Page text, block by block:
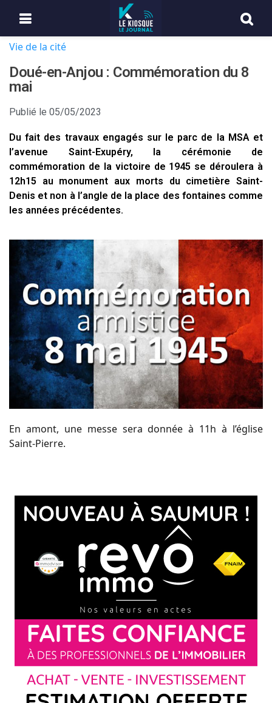
Vie de la cité
Doué-en-Anjou : Commémoration du 8
mai
Publié le 05/05/2023
Du fait des travaux engagés sur le parc de la MSA et
l’avenue Saint-Exupéry, la cérémonie de
commémoration de la victoire de 1945 se déroulera à
12h15 au monument aux morts du cimetière Saint-
Denis et non à l’angle de la place des fontaines comme
les années précédentes.
En amont, une messe sera donnée à 11h à l’église
Saint-Pierre.